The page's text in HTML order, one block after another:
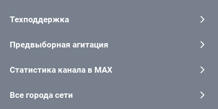
Техподдержка
Предвыборная агитация
Статистика канала в MAX
Все города сети